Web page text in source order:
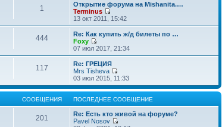
1
Открытие форума на Mishanita.…
Terminus
П
е
р
е
й
т
и
к
п
о
с
л
е
н
е
13 окт 2011, 15:42
444
Re: Как купить ж/д билеты по …
Foxy
П
е
р
е
й
т
и
к
п
о
с
07 июл 2017, 21:34
117
Re: ГРЕЦИЯ
Mrs Tisheva
П
е
р
е
й
т
03 июл 2015, 11:33
СООБЩЕНИЯ ПОСЛЕДНЕЕ СООБЩЕНИЕ
201
Re: Есть кто живой на форуме?
Pavel Nosov